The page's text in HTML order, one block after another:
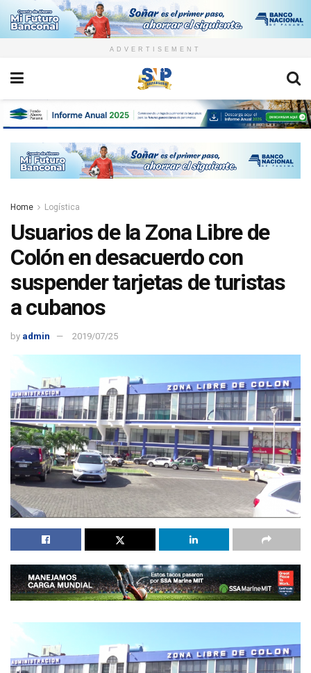
ADVERTISEMENT
Home Logística
Usuarios de la Zona Libre de
Colón en desacuerdo con
suspender tarjetas de turistas
a cubanos
by admin 2019/07/25